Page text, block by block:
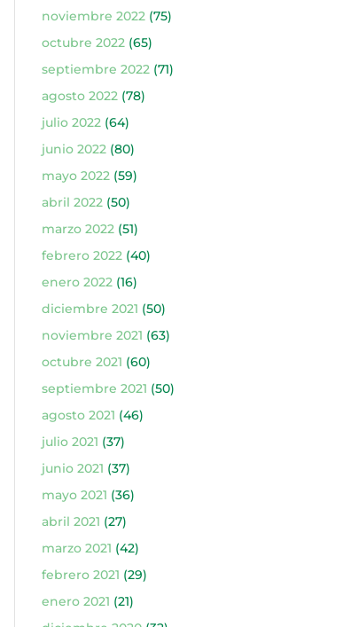
noviembre 2022(75)
octubre 2022(65)
septiembre 2022(71)
agosto 2022(78)
julio 2022(64)
junio 2022(80)
mayo 2022(59)
abril 2022(50)
marzo 2022(51)
febrero 2022(40)
enero 2022(16)
diciembre 2021 (50)
noviembre 2021 (63)
octubre 2021 (60)
septiembre 2021 (50)
agosto 2021 (46)
julio 2021 (37)
junio 2021 (37)
mayo 2021 (36)
abril 2021 (27)
marzo 2021 (42)
febrero 2021 (29)
enero 2021 (21)